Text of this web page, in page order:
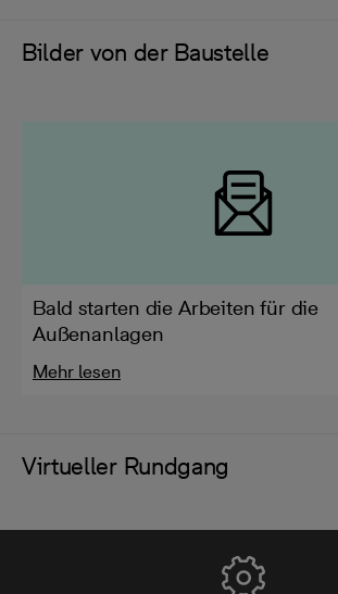
Bilder von der Baustelle
Bald starten die Arbeiten für die
Außenanlagen
Mehr lesen
Virtueller Rundgang